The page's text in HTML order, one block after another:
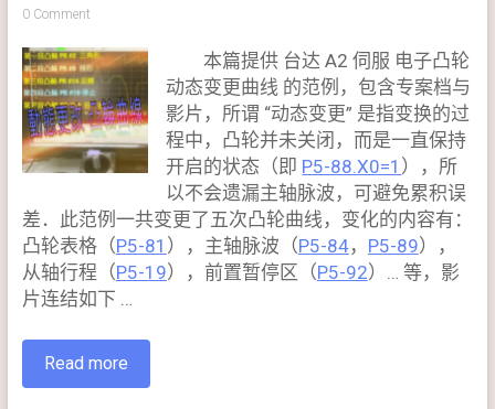
0 Comment
本篇提供 台达 A2 伺服 电子凸轮
动态变更曲线 的范例，包含专案档与
影片，所谓 “动态变更” 是指变换的过
程中，凸轮并未关闭，而是一直保持
开启的状态（即 P5-88.X0=1 ），所
以不会遗漏主轴脉波，可避免累积误
差．此范例一共变更了五次凸轮曲线，变化的内容有：
凸轮表格（P5-81 ），主轴脉波（P5-84， P5-89），
从轴行程（P5-19），前置暂停区（P5-92）… 等，影
片连结如下 …
Read more